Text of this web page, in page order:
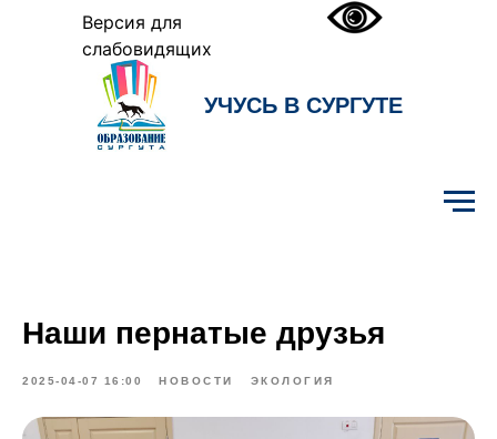
Версия для
слабовидящих
УЧУСЬ В СУРГУТЕ
Наши пернатые друзья
2025-04-07 16:00 НОВОСТИ ЭКОЛОГИЯ